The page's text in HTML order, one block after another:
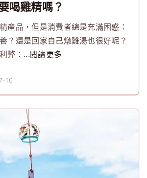
喝雞精嗎？
產品，但是消費者總是充滿困惑：
？還是回家自己燉雞湯也很好呢？
弊： ...閱讀更多
10